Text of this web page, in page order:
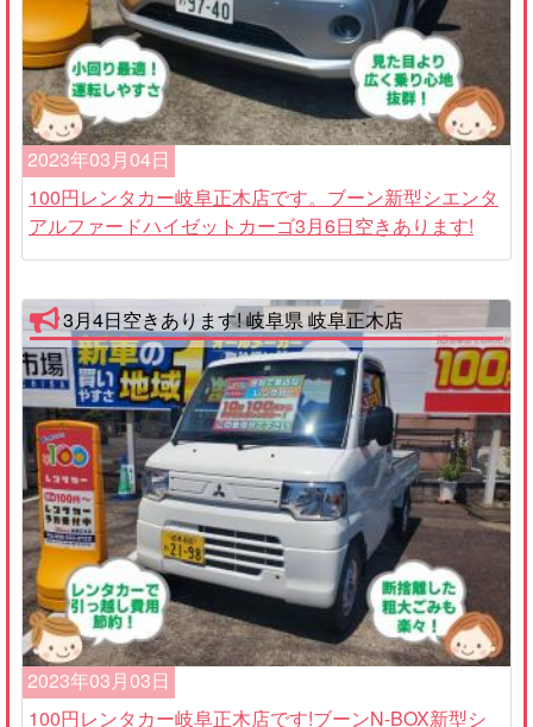
2023年03月04日
100円レンタカー岐阜正木店です。ブーン新型シエンタ
アルファードハイゼットカーゴ3月6日空きあります!
3月4日空きあります! 岐阜県 岐阜正木店
2023年03月03日
100円レンタカー岐阜正木店です!ブーンN-BOX新型シ